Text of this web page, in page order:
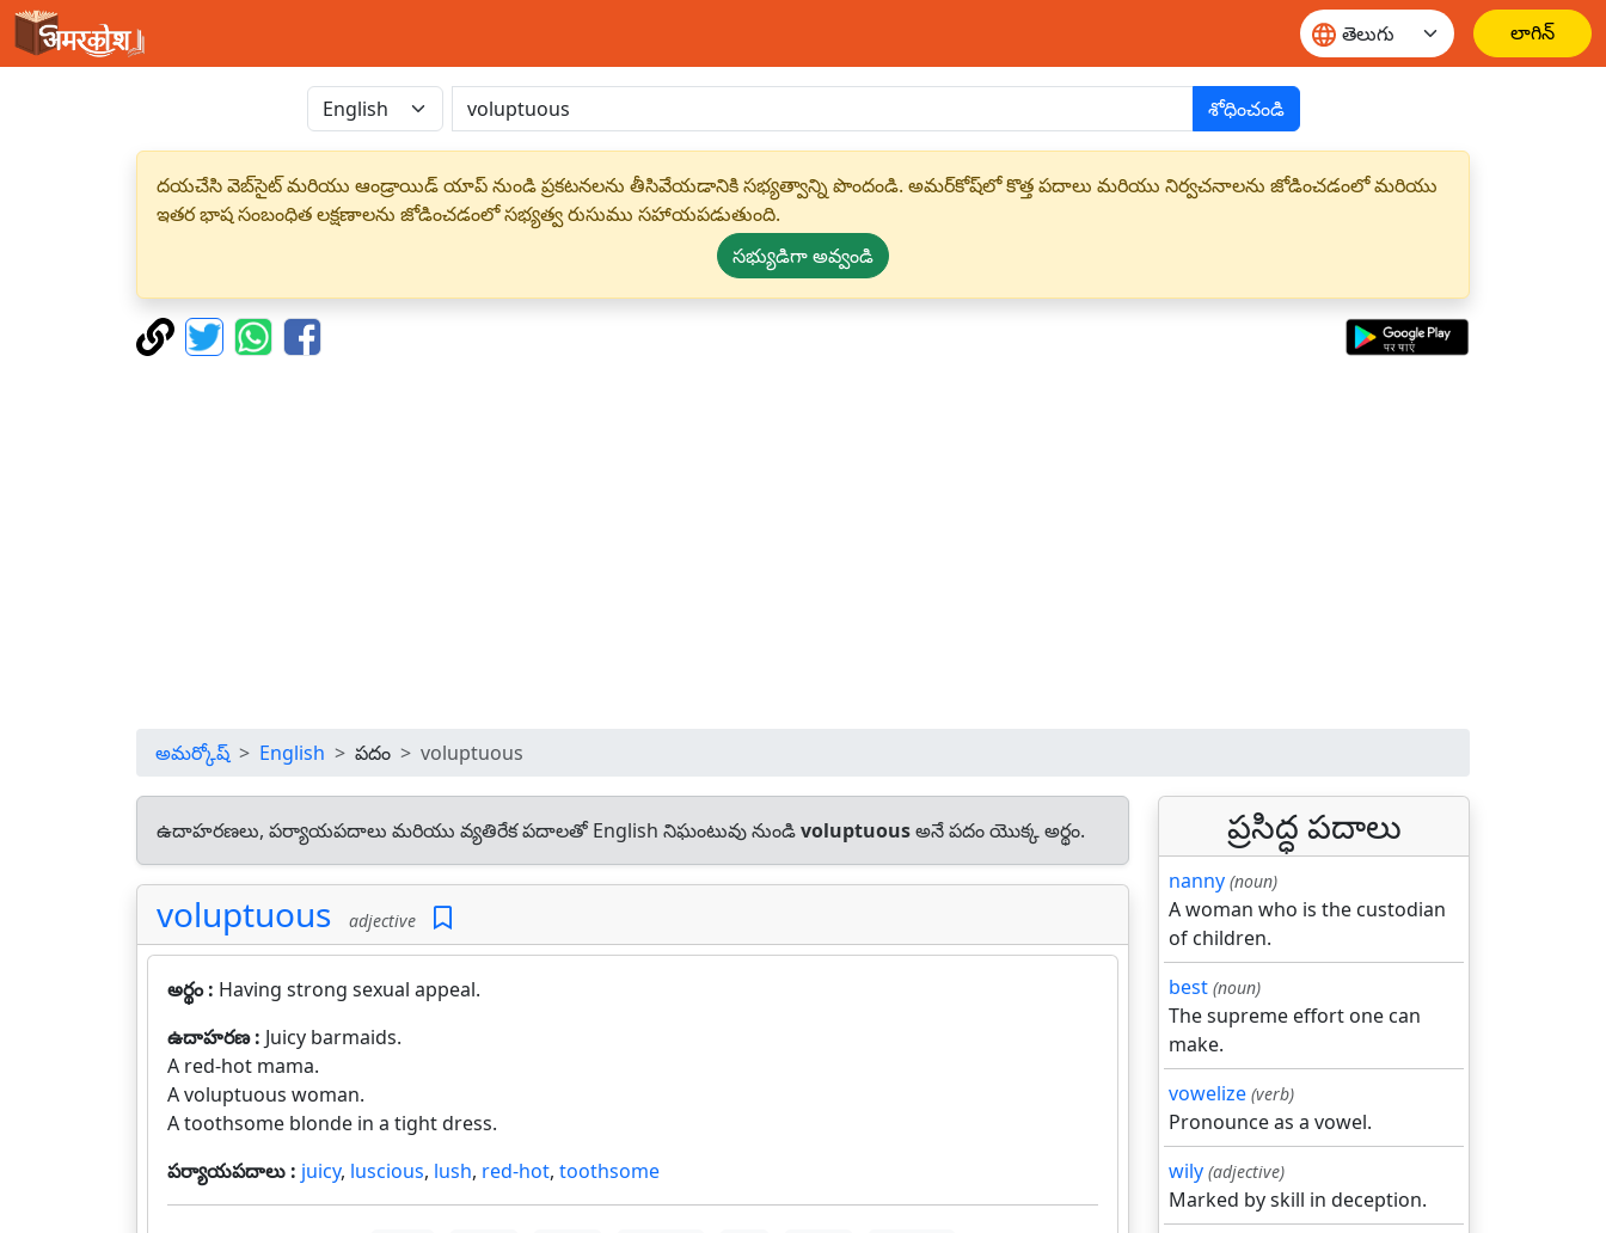
లాగిన్
శోధించండి
దయచేసి వెబ్‌సైట్ మరియు ఆండ్రాయిడ్ యాప్ నుండి ప్రకటనలను తీసివేయడానికి సభ్యత్వాన్ని పొందండి. అమర్‌కోష్‌లో కొత్త పదాలు మరియు నిర్వచనాలను జోడించడంలో మరియు
ఇతర భాష సంబంధిత లక్షణాలను జోడించడంలో సభ్యత్వ రుసుము సహాయపడుతుంది.
సభ్యుడిగా అవ్వండి
అమర్కోష్ English పదం voluptuous
ఉదాహరణలు, పర్యాయపదాలు మరియు వ్యతిరేక పదాలతో English నిఘంటువు నుండిvoluptuousఅనే పదం యొక్క అర్థం.
voluptuous adjective
అర్థం : Having strong sexual appeal.
ఉదాహరణ : Juicy barmaids.
A red-hot mama.
A voluptuous woman.
A toothsome blonde in a tight dress.
పర్యాయపదాలు : juicy, luscious, lush, red-hot, toothsome
ప్రసిద్ధ పదాలు
nanny (noun)
A woman who is the custodian
of children.
best (noun)
The supreme effort one can
make.
vowelize (verb)
Pronounce as a vowel.
wily (adjective)
Marked by skill in deception.